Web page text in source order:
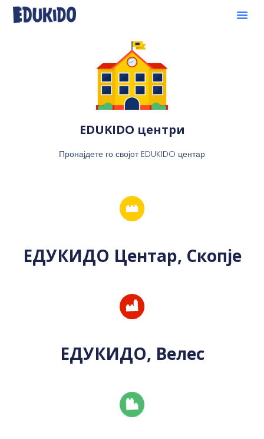
EDUKIDO центри
Пронајдете го својот EDUKIDO центар
ЕДУКИДО Центар, Скопје
ЕДУКИДО, Велес